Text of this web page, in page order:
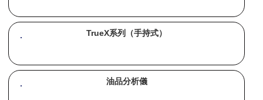
TrueX系列（手持式）
油品分析儀